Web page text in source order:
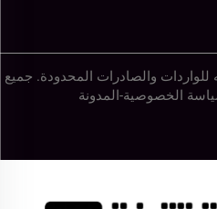
والصادرات المحدودة. جميع
الخصوصية-المدونة